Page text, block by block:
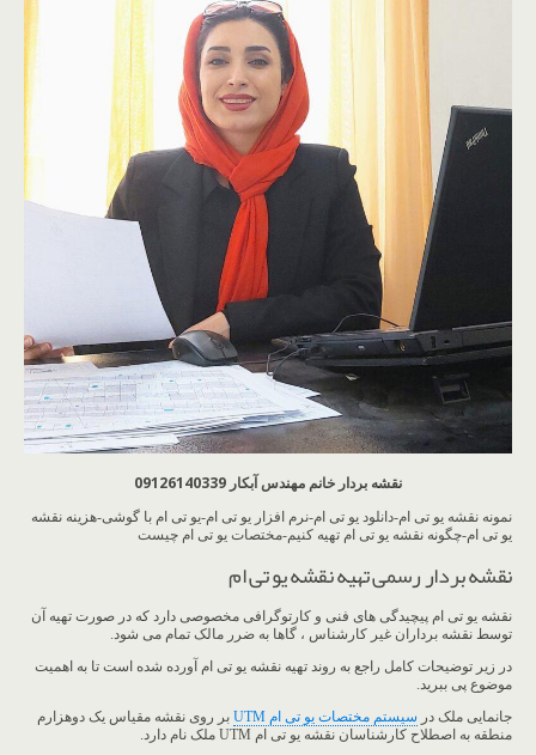
نقشه بردار خانم مهندس آبکار 09126140339
نمونه نقشه یو تی ام-دانلود یو تی ام-نرم افزار یو تی ام-یو تی ام با گوشی-هزینه نقشه
یو تی ام-چگونه نقشه یو تی ام تهیه کنیم-مختصات یو تی ام چیست
نقشه بردار رسمی تهیه نقشه یو تی ام
نقشه یو تی ام پیچیدگی های فنی و کارتوگرافی مخصوصی دارد که در صورت تهیه آن
توسط نقشه برداران غیر کارشناس ، گاها به ضرر مالک تمام می شود.
در زیر توضیحات کامل راجع به روند تهیه نقشه یو تی ام آورده شده است تا به اهمیت
موضوع پی ببرید.
جانمایی ملک در سیستم مختصات یو تی ام UTM
بر روی نقشه مقیاس یک دوهزارم
منطقه به اصطلاح کارشناسان نقشه یو تی ام UTM ملک نام دارد.